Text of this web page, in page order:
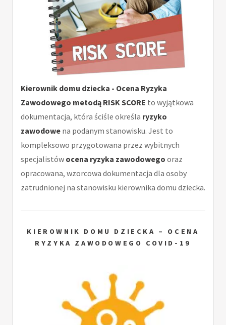
Kierownik domu dziecka - Ocena Ryzyka
Zawodowego metodą RISK SCORE to wyjątkowa
dokumentacja, która ściśle określa ryzyko
zawodowe na podanym stanowisku. Jest to
kompleksowo przygotowana przez wybitnych
specjalistów ocena ryzyka zawodowego oraz
opracowana, wzorcowa dokumentacja dla osoby
zatrudnionej na stanowisku kierownika domu dziecka.
KIEROWNIK DOMU DZIECKA – OCENA
RYZYKA ZAWODOWEGO COVID-19